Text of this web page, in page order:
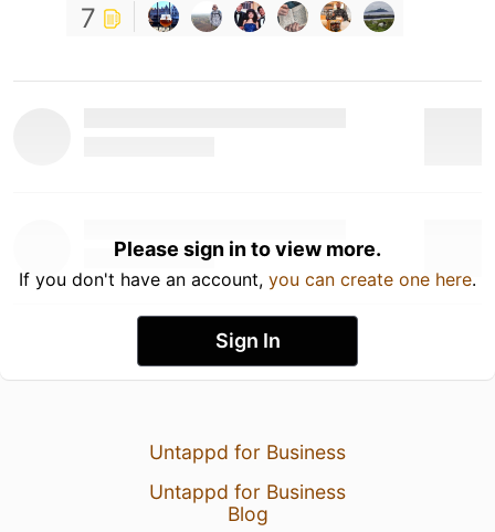
7
Please sign in to view more.
If you don't have an account, you can create one here.
Sign In
Untappd for Business
Untappd for Business
Blog